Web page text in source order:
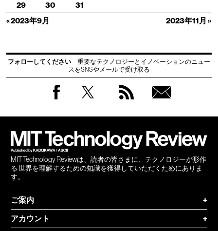
« 2023年9月 2023年11月 »
29 30 31
フォローしてください
重要なテクノロジーとイノベーションのニュー
スをSNSやメールで受け取る
MIT Technology Reviewは、読者の皆さまに、テクノロジーが形作
る 世界を理解するための知識を獲得していただくためにありま
す。
ご案内
+
アカウント
+